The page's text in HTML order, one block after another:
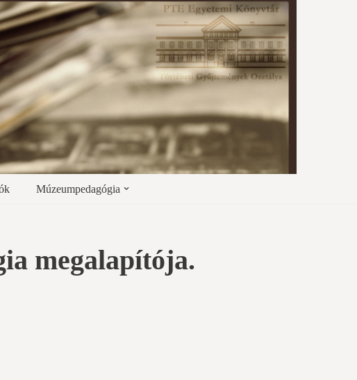
Múzeumpedagógia
megalapítója.